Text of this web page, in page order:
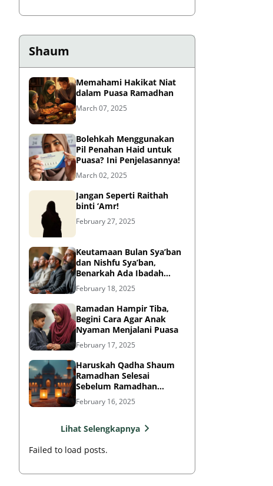
Shaum
Memahami Hakikat Niat
dalam Puasa Ramadhan
March 07, 2025
Bolehkah Menggunakan
Pil Penahan Haid untuk
Puasa? Ini Penjelasannya!
March 02, 2025
Jangan Seperti Raithah
binti ‘Amr!
February 27, 2025
Keutamaan Bulan Sya’ban
dan Nishfu Sya’ban,
Benarkah Ada Ibadah
Khusus?
February 18, 2025
Ramadan Hampir Tiba,
Begini Cara Agar Anak
Nyaman Menjalani Puasa
February 17, 2025
Haruskah Qadha Shaum
Ramadhan Selesai
Sebelum Ramadhan
Berikutnya?
February 16, 2025
Lihat Selengkapnya
Failed to load posts.